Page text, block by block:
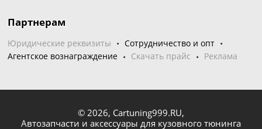
Партнерам
Юридические реквизиты
Сотрудничество и опт
Агентское вознаграждение
Скачать прайс Реклама
© 2026, Cartuning999.RU,
Автозапчасти и аксессуары для кузовного тюнинга